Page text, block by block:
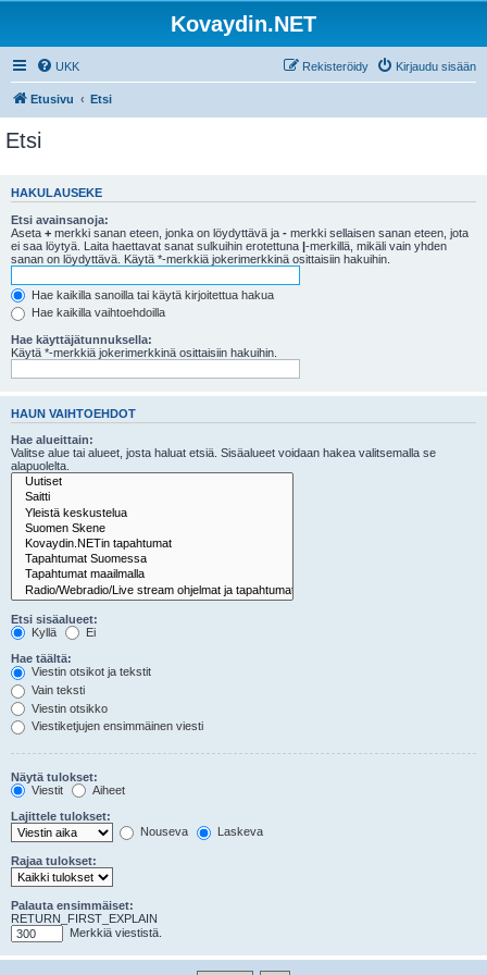
Kovaydin.NET
UKK Kirjaudu sisään
Rekisteröidy
Etusivu Etsi
Etsi
HAKULAUSEKE
Etsi avainsanoja:
Aseta + merkki sanan eteen, jonka on löydyttävä ja - merkki sellaisen sanan eteen, jota
ei saa löytyä. Laita haettavat sanat sulkuihin erotettuna |-merkillä, mikäli vain yhden
sanan on löydyttävä. Käytä *-merkkiä jokerimerkkinä osittaisiin hakuihin.
Hae kaikilla sanoilla tai käytä kirjoitettua hakua
Hae kaikilla vaihtoehdoilla
Hae käyttäjätunnuksella:
Käytä *-merkkiä jokerimerkkinä osittaisiin hakuihin.
HAUN VAIHTOEHDOT
Hae alueittain:
Valitse alue tai alueet, josta haluat etsiä. Sisäalueet voidaan hakea valitsemalla se
alapuolelta.
Etsi sisäalueet:
Kyllä
Ei
Hae täältä:
Viestin otsikot ja tekstit
Vain teksti
Viestin otsikko
Viestiketjujen ensimmäinen viesti
Näytä tulokset:
Viestit
Aiheet
Lajittele tulokset:
Nouseva
Laskeva
Rajaa tulokset:
Palauta ensimmäiset:
RETURN_FIRST_EXPLAIN
Merkkiä viestistä.